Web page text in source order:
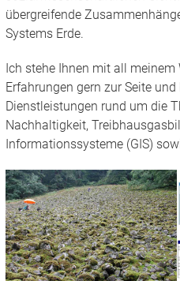
übergreifende
Systems Erde.
Ich stehe Ihnen mit all meinem
Erfahrungen gern zur Seite
Dienstleistungen rund um die
Nachhaltigkeit,
Informationssysteme (GIS)